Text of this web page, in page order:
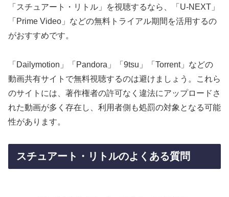
「スチュアート・リトル」を視聴するなら、「U-NEXT」
「Prime Video」などの無料トライアル期間を活用するの
がおすすめです。
「Dailymotion」「Pandora」「9tsu」「Torrent」などの
動画共有サイトで無料視聴するのは避けましょう。これら
のサイトには、著作権者の許可なく違法にアップロードさ
れた動画が多く存在し、利用者側も処罰の対象となる可能
性があります。
スチュアート・リトルのよくある質問